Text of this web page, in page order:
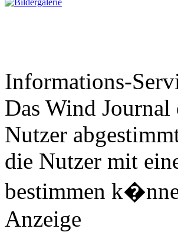
Informations-
Das Wind
Nutzer
die Nutzer mit
bestimmen
Anzeige